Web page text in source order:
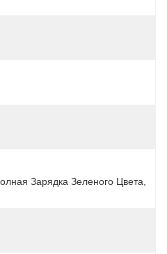
Зарядка Зеленого Цвета,